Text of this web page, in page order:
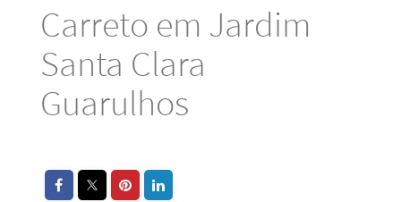
Carreto em Jardim
Santa Clara
Guarulhos